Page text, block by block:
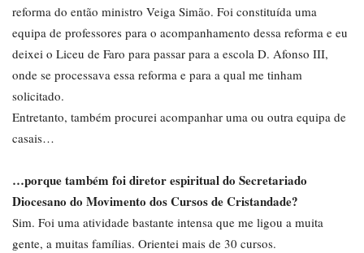
reforma do então ministro Veiga Simão. Foi constituída uma
equipa de professores para o acompanhamento dessa reforma e eu
deixei o Liceu de Faro para passar para a escola D. Afonso III,
onde se processava essa reforma e para a qual me tinham
solicitado.
Entretanto, também procurei acompanhar uma ou outra equipa de
casais…
…porque também foi diretor espiritual do Secretariado
Diocesano do Movimento dos Cursos de Cristandade?
Sim. Foi uma atividade bastante intensa que me ligou a muita
gente, a muitas famílias. Orientei mais de 30 cursos.